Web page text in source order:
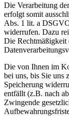
Die Verarbeitung
erfolgt somit
Abs. 1 lit. a
widerrufen. Dazu
Die Rechtmäßigkeit
Die von Ihnen im
bei uns, bis Sie
Speicherung
entfällt (z.B. nach
Zwingende